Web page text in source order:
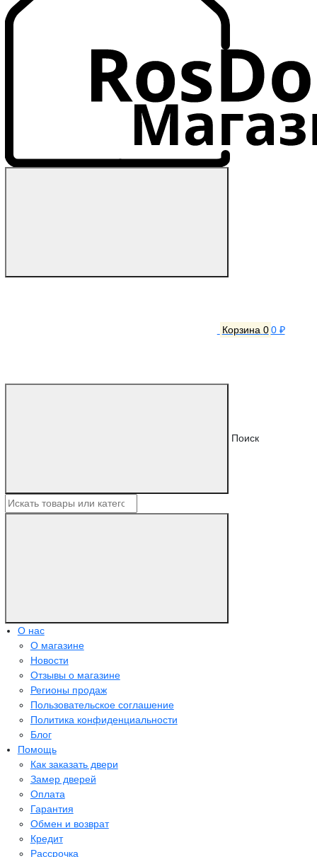
Корзина 0 0 ₽
Поиск
О нас
О магазине
Новости
Отзывы о магазине
Регионы продаж
Пользовательское соглашение
Политика конфиденциальности
Блог
Помощь
Как заказать двери
Замер дверей
Оплата
Гарантия
Обмен и возврат
Кредит
Рассрочка